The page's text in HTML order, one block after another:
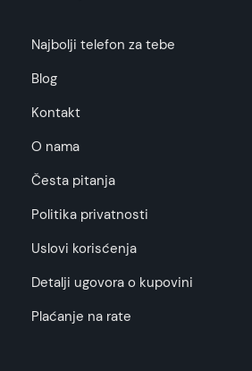
ali ne može da
Najbolji telefon za tebe
Blog
Kontakt
O nama
Česta pitanja
Politika privatnosti
Uslovi korisćenja
Detalji ugovora o kupovini
Plaćanje na rate